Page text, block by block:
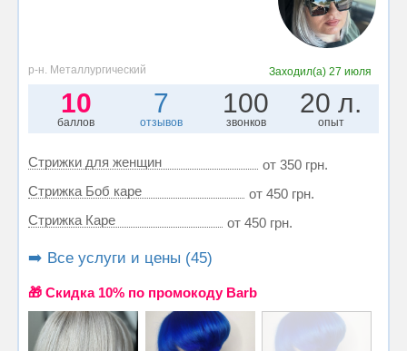
р-н. Металлургический Заходил(а)27 июля
10
баллов
7
отзывов
100
звонков
20 л.
опыт
Стрижки для женщин
от 350 грн.
Стрижка Боб каре
от 450 грн.
Стрижка Каре
от 450 грн.
➡️ Все услуги и цены (45)
🎁 Cкидка 10% по промокоду Barb